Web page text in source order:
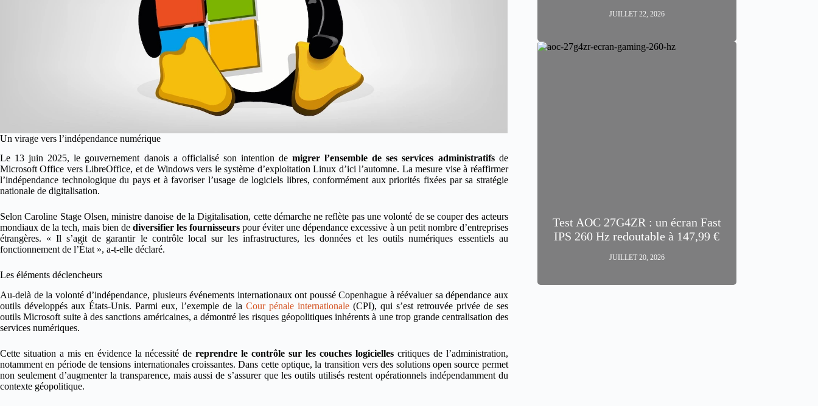
Un virage vers l’indépendance numérique
Le 13 juin 2025, le gouvernement danois a officialisé son intention demigrer l’ensemble de ses services administratifsde
Microsoft Office vers LibreOffice, et de Windows vers le système d’exploitation Linux d’ici l’automne. La mesure vise à réaffirmer
l’indépendance technologique du pays et à favoriser l’usage de logiciels libres, conformément aux priorités fixées par sa stratégie
nationale de digitalisation.
Selon Caroline Stage Olsen, ministre danoise de la Digitalisation, cette démarche ne reflète pas une volonté de se couper des acteurs
mondiaux de la tech, mais bien dediversifier les fournisseurs pour éviter une dépendance excessive à un petit nombre d’entreprises
étrangères. « Il s’agit de garantir le contrôle local sur les infrastructures, les données et les outils numériques essentiels au
fonctionnement de l’État », a-t-elle déclaré.
Les éléments déclencheurs
Au-delà de la volonté d’indépendance, plusieurs événements internationaux ont poussé Copenhague à réévaluer sa dépendance aux
outils développés aux États-Unis. Parmi eux, l’exemple de la Cour pénale internationale(CPI), qui s’est retrouvée privée de ses
outils Microsoft suite à des sanctions américaines, a démontré les risques géopolitiques inhérents à une trop grande centralisation des
services numériques.
Cette situation a mis en évidence la nécessité dereprendre le contrôle sur les couches logiciellescritiques de l’administration,
notamment en période de tensions internationales croissantes. Dans cette optique, la transition vers des solutions open source permet
non seulement d’augmenter la transparence, mais aussi de s’assurer que les outils utilisés restent opérationnels indépendamment du
contexte géopolitique.
JUILLET 22, 2026
Test AOC 27G4ZR : un écran Fast
IPS 260 Hz redoutable à 147,99 €
JUILLET 20, 2026